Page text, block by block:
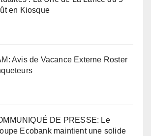
en Kiosque
Avis de Vacance Externe Roster
DE PRESSE: Le
Ecobank maintient une solide